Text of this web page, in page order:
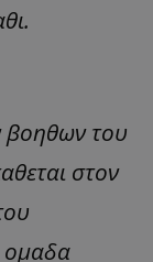
βοηθων του
στον
ομαδα